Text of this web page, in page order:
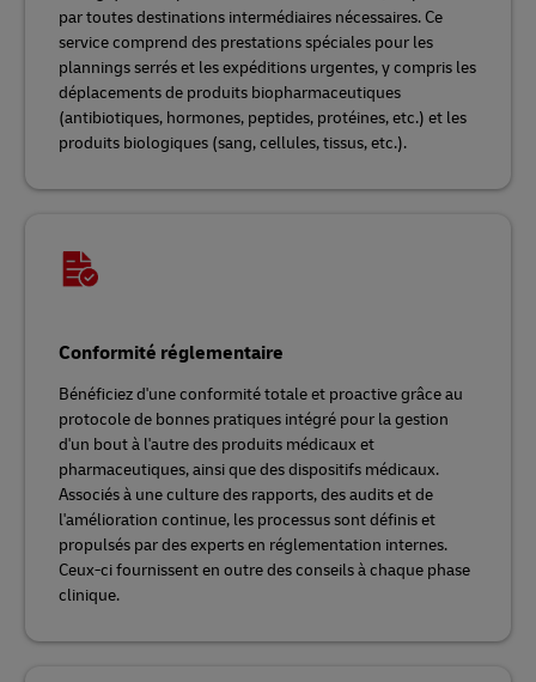
par toutes destinations intermédiaires nécessaires. Ce
service comprend des prestations spéciales pour les
plannings serrés et les expéditions urgentes, y compris les
déplacements de produits biopharmaceutiques
(antibiotiques, hormones, peptides, protéines, etc.) et les
produits biologiques (sang, cellules, tissus, etc.).
Conformité réglementaire
Bénéficiez d'une conformité totale et proactive grâce au
protocole de bonnes pratiques intégré pour la gestion
d'un bout à l'autre des produits médicaux et
pharmaceutiques, ainsi que des dispositifs médicaux.
Associés à une culture des rapports, des audits et de
l'amélioration continue, les processus sont définis et
propulsés par des experts en réglementation internes.
Ceux-ci fournissent en outre des conseils à chaque phase
clinique.